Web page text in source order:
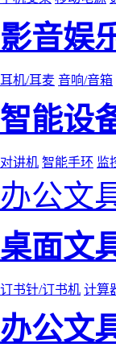
影音娱
耳机/耳麦 音响/音箱
智能设
对讲机 智能手环 监
办公文
桌面文
订书针/订书机 计算
办公文